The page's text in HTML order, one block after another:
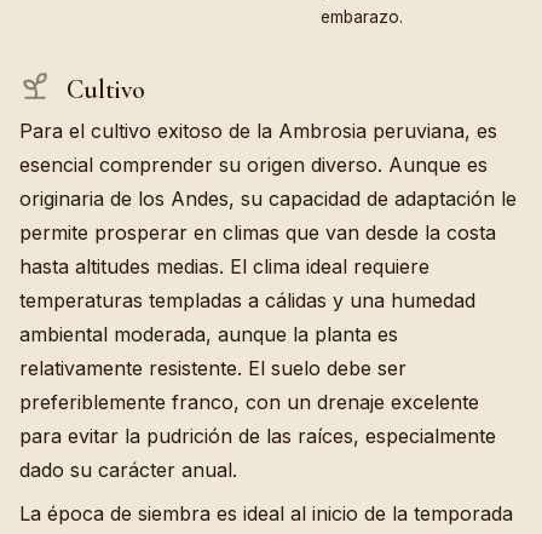
embarazo.
Cultivo
Para el cultivo exitoso de la Ambrosia peruviana, es
esencial comprender su origen diverso. Aunque es
originaria de los Andes, su capacidad de adaptación le
permite prosperar en climas que van desde la costa
hasta altitudes medias. El clima ideal requiere
temperaturas templadas a cálidas y una humedad
ambiental moderada, aunque la planta es
relativamente resistente. El suelo debe ser
preferiblemente franco, con un drenaje excelente
para evitar la pudrición de las raíces, especialmente
dado su carácter anual.
La época de siembra es ideal al inicio de la temporada